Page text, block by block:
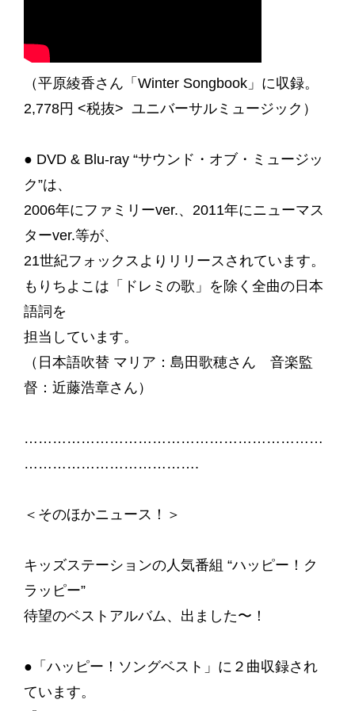
（平原綾香さん「Winter Songbook」に収録。
2,778円 <税抜> ユニバーサルミュージック）
● DVD & Blu-ray “サウンド・オブ・ミュージッ
ク”は、
2006年にファミリーver.、2011年にニューマス
ターver.等が、
21世紀フォックスよりリリースされています。
もりちよこは「ドレミの歌」を除く全曲の日本
語詞を
担当しています。
（日本語吹替 マリア：島田歌穂さん 音楽監
督：近藤浩章さん）
………………………………………………………
……………………………….
＜そのほかニュース！＞
キッズステーションの人気番組 “ハッピー！ク
ラッピー”
待望のベストアルバム、出ました〜！
●「ハッピー！ソングベスト」に２曲収録され
ています。